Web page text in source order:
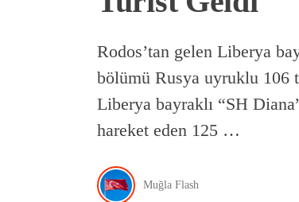
Rodos’tan gelen Liberya
bölümü Rusya uyruklu 106
Liberya bayraklı “SH
hareket eden 125 …
Muğla Flash